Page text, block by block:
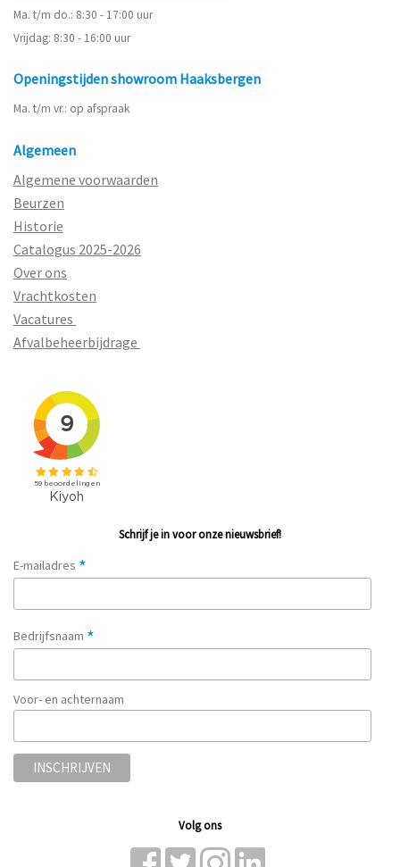
Ma. t/m do.: 8:30 - 17:00 uur
Vrijdag: 8:30 - 16:00 uur
Openingstijden showroom Haaksbergen
Ma. t/m vr.: op afspraak
Algemeen
Algemene voorwaarden
Beurzen
Historie
Catalogus 2025-2026
Over ons
Vrachtkosten
Vacatures
Afvalbeheerbijdrage
Schrijf je in voor onze nieuwsbrief!
E-mailadres *
Bedrijfsnaam *
Voor- en achternaam
Volg ons